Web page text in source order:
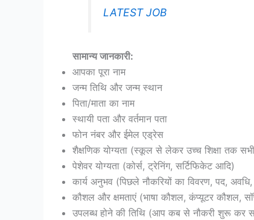
LATEST JOB
सामान्य जानकारी:
आपका पूरा नाम
जन्म तिथि और जन्म स्थान
पिता/माता का नाम
स्थायी पता और वर्तमान पता
फोन नंबर और ईमेल एड्रेस
शैक्षणिक योग्यता (स्कूल से लेकर उच्च शिक्षा तक सभी
पेशेवर योग्यता (कोर्स, ट्रेनिंग, सर्टिफिकेट आदि)
कार्य अनुभव (पिछले नौकरियों का विवरण, पद, अवधि,
कौशल और क्षमताएं (भाषा कौशल, कंप्यूटर कौशल,
उपलब्ध होने की तिथि (आप कब से नौकरी शुरू कर